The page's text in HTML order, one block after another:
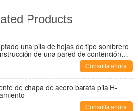
Products
una pila de hojas de tipo sombrero
de una pared de contención
de tránsito rápido masivo (MRT)
Consulta ahora
de chapa de acero barata pila H-
Consulta ahora